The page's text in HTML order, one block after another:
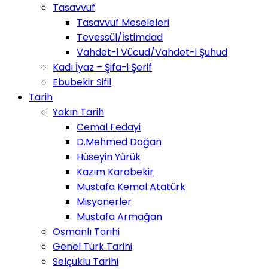
Tasavvuf
Tasavvuf Meseleleri
Tevessül/İstimdad
Vahdet-i Vücud/Vahdet-i Şuhud
Kadı İyaz – Şifa-i Şerif
Ebubekir Sifil
Tarih
Yakın Tarih
Cemal Fedayi
D.Mehmed Doğan
Hüseyin Yürük
Kazım Karabekir
Mustafa Kemal Atatürk
Misyonerler
Mustafa Armağan
Osmanlı Tarihi
Genel Türk Tarihi
Selçuklu Tarihi